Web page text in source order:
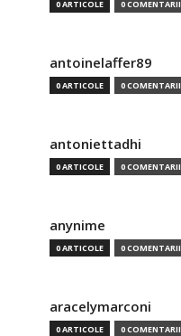
0 ARTICOLE 0 COMENTARII
antoinelaffer89
0 ARTICOLE 0 COMENTARII
antoniettadhi
0 ARTICOLE 0 COMENTARII
anynime
0 ARTICOLE 0 COMENTARII
aracelymarconi
0 ARTICOLE 0 COMENTARII